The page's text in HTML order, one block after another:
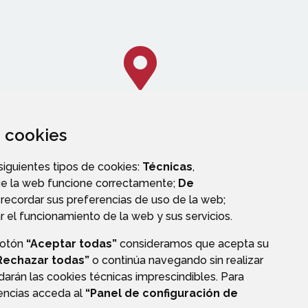
cookies
tipos de cookies: Técnicas,
la web funcione correctamente; De
sus preferencias de uso de la web;
el funcionamiento de la web y sus servicios.
“Aceptar todas” consideramos que acepta su
todas” o continúa navegando sin realizar
las cookies técnicas imprescindibles. Para
acceda al “Panel de configuración de